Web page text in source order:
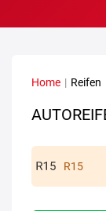
Home | Reifen
R15